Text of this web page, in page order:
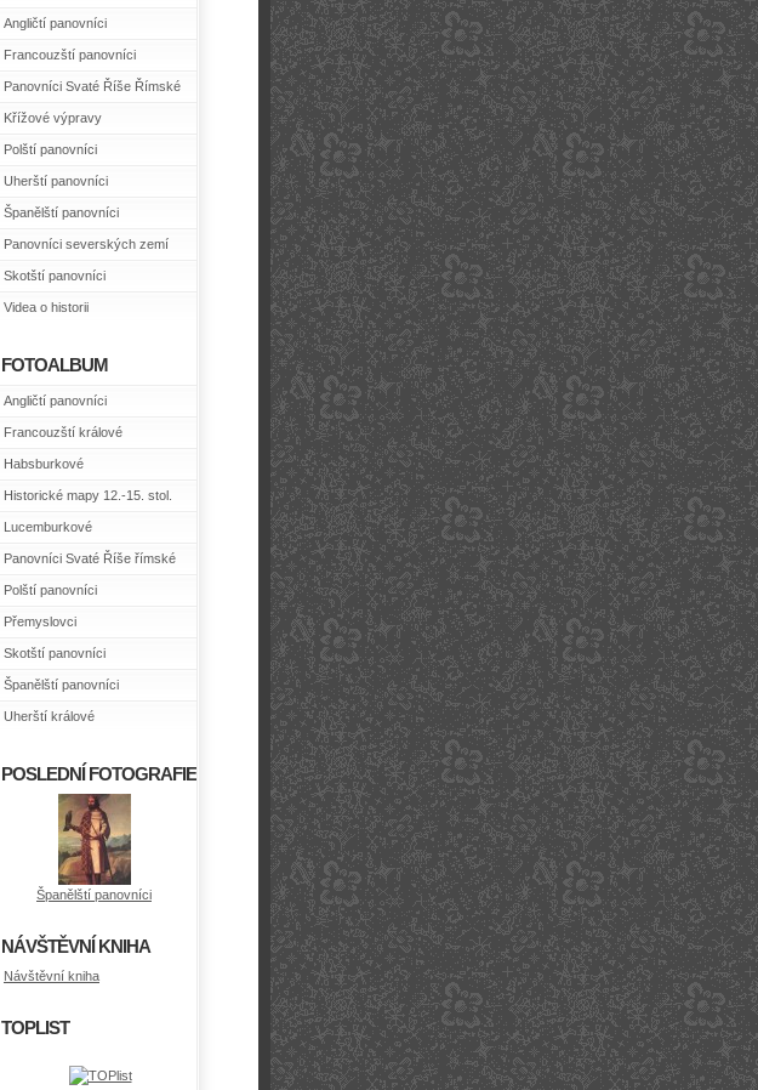
Angličtí panovníci
Francouzští panovníci
Panovníci Svaté Říše Římské
Křížové výpravy
Polští panovníci
Uherští panovníci
Španělští panovníci
Panovníci severských zemí
Skotští panovníci
Videa o historii
FOTOALBUM
Angličtí panovníci
Francouzští králové
Habsburkové
Historické mapy 12.-15. stol.
Lucemburkové
Panovníci Svaté Říše římské
Polští panovníci
Přemyslovci
Skotští panovníci
Španělští panovníci
Uherští králové
POSLEDNÍ FOTOGRAFIE
Španělští panovníci
NÁVŠTĚVNÍ KNIHA
Návštěvní kniha
TOPLIST